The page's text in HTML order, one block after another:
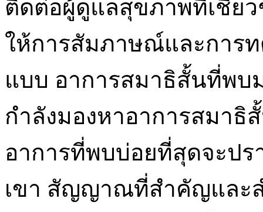
ติดต่อผู้ดูแลสุขภาพที่เชี่ย
ให้การสัมภาษณ์และการ
แบบ อาการสมาธิสั้นที่พบ
กำลังมองหาอาการสมาธิ
อาการที่พบบ่อยที่สุดจะปร
เขา สัญญาณที่สำคัญและ